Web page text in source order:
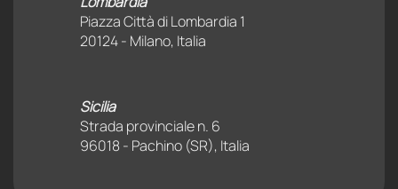
Piazza Città di Lombardia 1
20124 - Milano, Italia
Sicilia
Strada provinciale n. 6
96018 - Pachino (SR), Italia